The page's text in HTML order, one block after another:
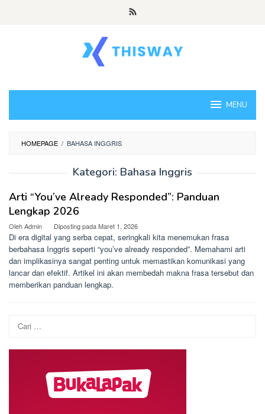
MENU
HOMEPAGE / BAHASA INGGRIS
Kategori: Bahasa Inggris
Arti “You’ve Already Responded”: Panduan
Lengkap 2026
OlehAdmin Diposting padaMaret 1, 2026
Di era digital yang serba cepat, seringkali kita menemukan frasa
berbahasa Inggris seperti “you’ve already responded”. Memahami arti
dan implikasinya sangat penting untuk memastikan komunikasi yang
lancar dan efektif. Artikel ini akan membedah makna frasa tersebut dan
memberikan panduan lengkap.
Cari
untuk: